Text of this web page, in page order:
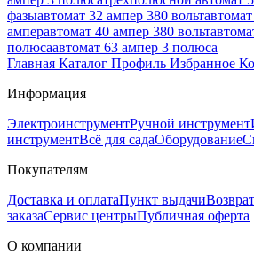
фазыавтомат 32 ампер 380 вольт
амперавтомат 40 ампер 380 вольт
полюсаавтомат 63 ампер 3 полюса
Главная Каталог Профиль Избранное
Информация
ЭлектроинструментРучной инструмент
инструментВсё для садаОборудование
Покупателям
Доставка и оплатаПункт выдачи
заказаСервис центрыПубличная оферта
О компании